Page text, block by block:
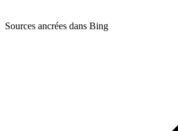
Sources ancrées dans Bing